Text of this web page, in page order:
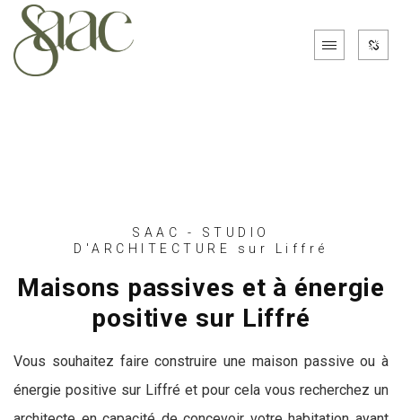
SAAC - STUDIO
D'ARCHITECTURE sur Liffré
Maisons passives et à énergie
positive sur Liffré
Vous souhaitez faire construire une maison passive ou à
énergie positive sur Liffré et pour cela vous recherchez un